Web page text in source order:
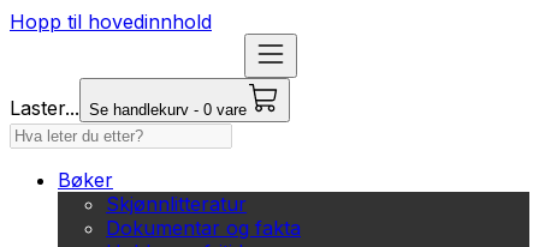
Hopp til hovedinnhold
Laster... Se handlekurv - 0 vare
Bøker
Skjønnlitteratur
Dokumentar og fakta